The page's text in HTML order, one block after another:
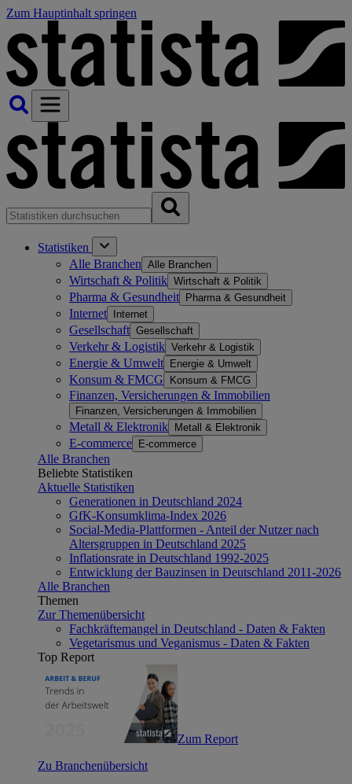
Zum Hauptinhalt springen
Statistiken
Alle Branchen Alle Branchen
Wirtschaft & Politik Wirtschaft & Politik
Pharma & Gesundheit Pharma & Gesundheit
Internet Internet
Gesellschaft Gesellschaft
Verkehr & Logistik Verkehr & Logistik
Energie & Umwelt Energie & Umwelt
Konsum & FMCG Konsum & FMCG
Finanzen, Versicherungen & Immobilien
Finanzen, Versicherungen & Immobilien
Metall & Elektronik Metall & Elektronik
E-commerce E-commerce
Alle Branchen
Beliebte Statistiken
Aktuelle Statistiken
Generationen in Deutschland 2024
GfK-Konsumklima-Index 2026
Social-Media-Plattformen - Anteil der Nutzer nach
Altersgruppen in Deutschland 2025
Inflationsrate in Deutschland 1992-2025
Entwicklung der Bauzinsen in Deutschland 2011-2026
Alle Branchen
Themen
Zur Themenübersicht
Fachkräftemangel in Deutschland - Daten & Fakten
Vegetarismus und Veganismus - Daten & Fakten
Top Report
Zum Report
Zu Branchenübersicht